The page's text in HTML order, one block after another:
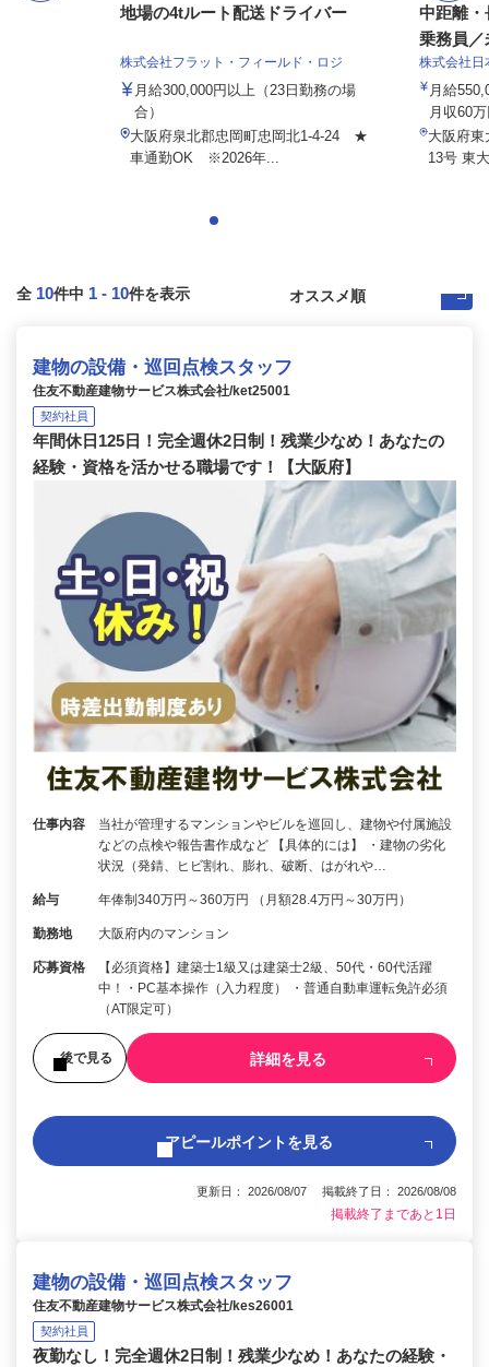
地場の4tルート配送ドライバー
株式会社フラット・フィールド・ロジ
月給300,000円以上（23日勤務の場
合）
大阪府泉北郡忠岡町忠岡北1-4-24 ★
車通勤OK ※2026年...
中距離・
乗務員／
株式会社日
月給
月収60
大阪府東
13号 東
全 10件中 1 - 10件を表示
建物の設備・巡回点検スタッフ
住友不動産建物サービス株式会社/ket25001
契約社員
年間休日125日！完全週休2日制！残業少なめ！あなたの
経験・資格を活かせる職場です！【大阪府】
仕事内容
当社が管理するマンションやビルを巡回し、建物や付属施設
などの点検や報告書作成など 【具体的には】 ・建物の劣化
状況（発錆、ヒビ割れ、膨れ、破断、はがれや…
給与 年俸制340万円～360万円 （月額28.4万円～30万円）
勤務地 大阪府内のマンション
応募資格
【必須資格】建築士1級又は建築士2級、50代・60代活躍
中！・PC基本操作（入力程度） ・普通自動車運転免許必須
（AT限定可）
後で見る 詳細を見る
アピールポイントを見る
更新日： 2026/08/07 掲載終了日： 2026/08/08
掲載終了まであと1日
建物の設備・巡回点検スタッフ
住友不動産建物サービス株式会社/kes26001
契約社員
夜勤なし！完全週休2日制！残業少なめ！あなたの経験・